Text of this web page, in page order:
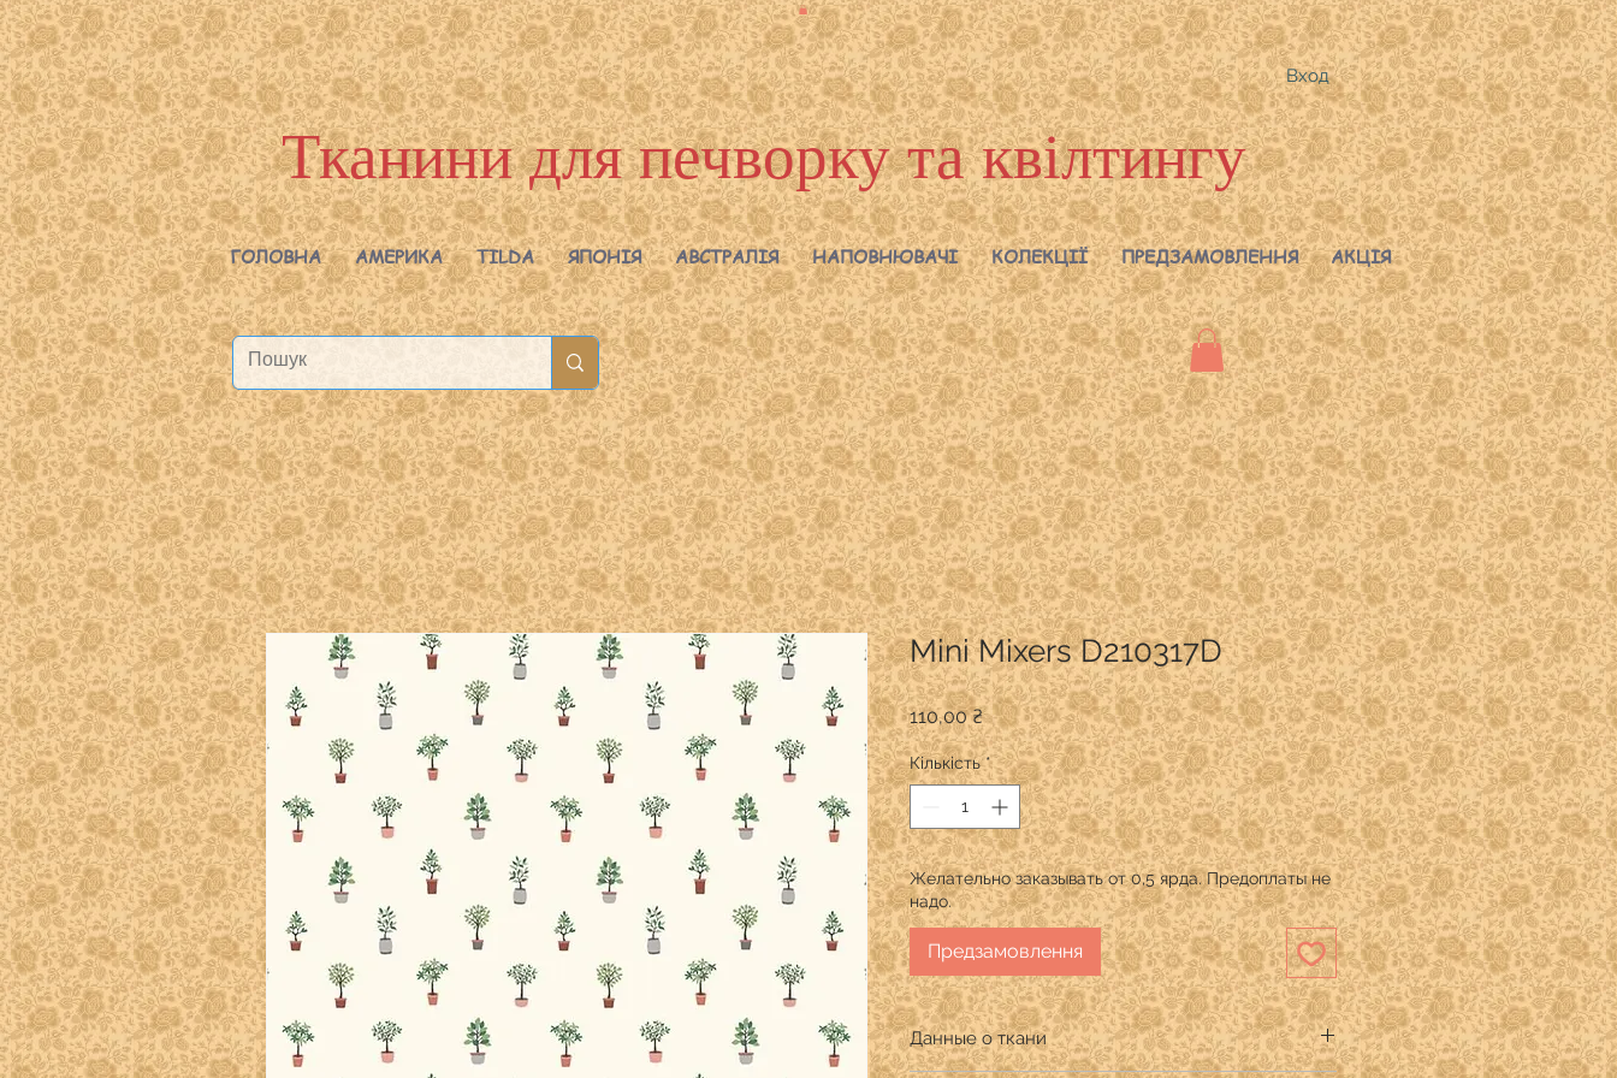
Вход
Тканини для печворку та квілтингу
ГОЛОВНА АМЕРИКА TILDA ЯПОНІЯ АВСТРАЛІЯ НАПОВНЮВАЧІ КОЛЕКЦІЇ ПРЕДЗАМОВЛЕННЯ АКЦІЯ
Mini Mixers D210317D
110,00 ₴Ціна
Кількість *
Желательно заказывать от 0,5 ярда. Предоплаты не
надо.
Предзамовлення
Данные о ткани